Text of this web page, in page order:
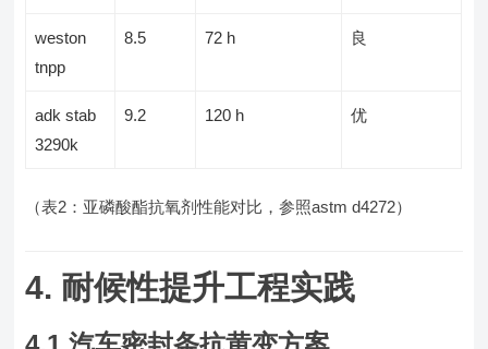
weston
tnpp
8.5 72 h 良
adk stab
3290k
9.2 120 h 优
（表2：亚磷酸酯抗氧剂性能对比，参照astm d4272）
4. 耐候性提升工程实践